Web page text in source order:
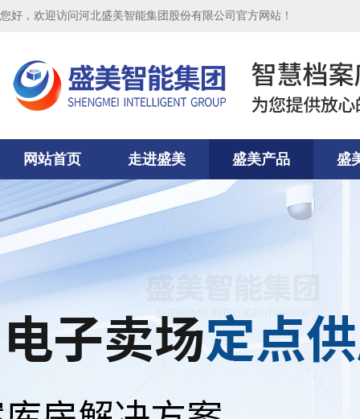
您好，欢迎访问河北盛美智能集团股份有限公司官方网站！
网站首页 走进盛美 盛美产品 盛